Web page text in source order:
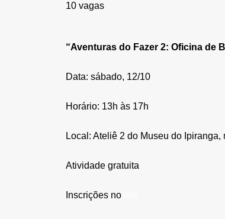
10 vagas
“Aventuras do Fazer 2: Oficina de
Data: sábado, 12/10
Horário: 13h às 17h
Local: Ateliê 2 do Museu do Ipiranga,
Atividade gratuita
Inscrições no